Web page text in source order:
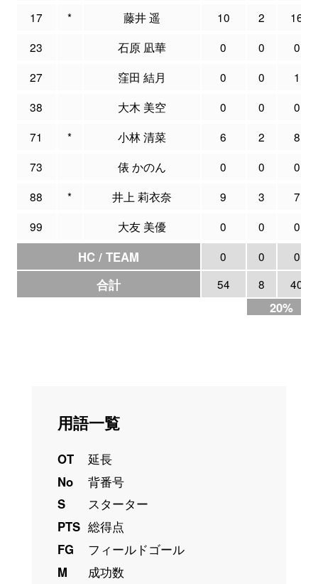
17 * 藤井 遥 10 2
16
23
石原 凪華 0 0
0
27
窪田 結月 0 0
1
38
大木 美空 0 0
0
71
* 小林 清菜 6 2
8
73
俵 かのん 0 0
0
88
* 井上 莉衣奈 9 3
7
99
大友 美優 0 0 0
HC / TEAM 0 0 0
合計 54 8 40
20%
用語一覧
OT
延長
No
背番号
S
スターター
PTS 総得点
FG
フィールドゴール
M
成功数